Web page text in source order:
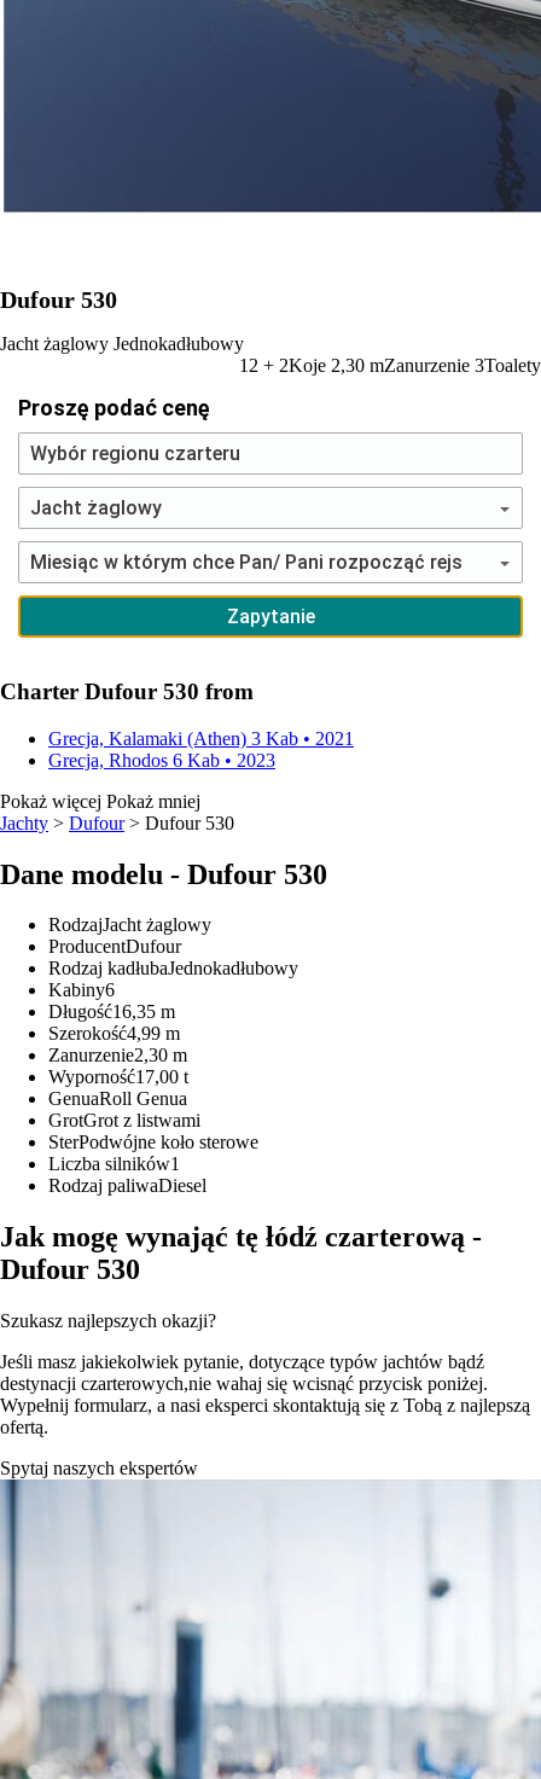
Dufour 530
Jacht żaglowy Jednokadłubowy
12 + 2Koje 2,30 mZanurzenie 3Toalety
Proszę podać cenę
Charter Dufour 530 from
Grecja, Kalamaki (Athen) 3 Kab • 2021
Grecja, Rhodos 6 Kab • 2023
Pokaż więcej Pokaż mniej
Jachty > Dufour> Dufour 530
Dane modelu - Dufour 530
RodzajJacht żaglowy
ProducentDufour
Rodzaj kadłubaJednokadłubowy
Kabiny6
Długość16,35 m
Szerokość4,99 m
Zanurzenie2,30 m
Wyporność17,00 t
GenuaRoll Genua
GrotGrot z listwami
SterPodwójne koło sterowe
Liczba silników1
Rodzaj paliwaDiesel
Jak mogę wynająć tę łódź czarterową -
Dufour 530
Szukasz najlepszych okazji?
Jeśli masz jakiekolwiek pytanie, dotyczące typów jachtów bądź
destynacji czarterowych,nie wahaj się wcisnąć przycisk poniżej.
Wypełnij formularz, a nasi eksperci skontaktują się z Tobą z najlepszą
ofertą.
Spytaj naszych ekspertów